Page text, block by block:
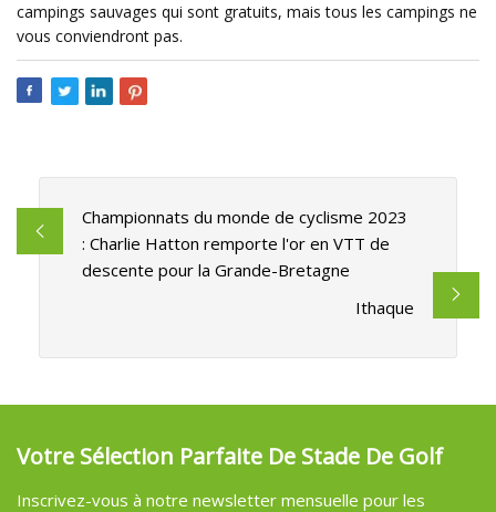
campings sauvages qui sont gratuits, mais tous les campings ne
vous conviendront pas.
Championnats du monde de cyclisme 2023
: Charlie Hatton remporte l'or en VTT de
descente pour la Grande-Bretagne
Ithaque
Votre Sélection Parfaite De Stade De Golf
Inscrivez-vous à notre newsletter mensuelle pour les